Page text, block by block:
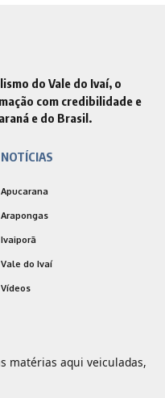
do Vale do Ivaí, o
com credibilidade e
e do Brasil.
NOTÍCIAS
Apucarana
Arapongas
Ivaiporã
Vale do Ivaí
Vídeos
matérias aqui veiculadas,